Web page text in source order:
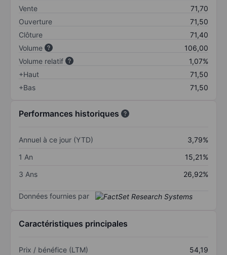
Vente
71,70
Ouverture
71,50
Clôture
71,40
Volume
106,00
Volume relatif
1,07%
+Haut
71,50
+Bas
71,50
Performances historiques
Annuel à ce jour (YTD)
3,79%
1 An
15,21%
3 Ans
26,92%
Données fournies par
Caractéristiques principales
Prix / bénéfice (LTM)
54,19